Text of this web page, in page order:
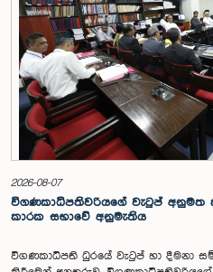
2026-08-07
විගණකාධිපතිවරියගේ වැටුප් අනුමත
කාරක සභාවේ අනුමැතිය
විගණකාධිපති ධුරයේ වැටුප් හා දීමනා